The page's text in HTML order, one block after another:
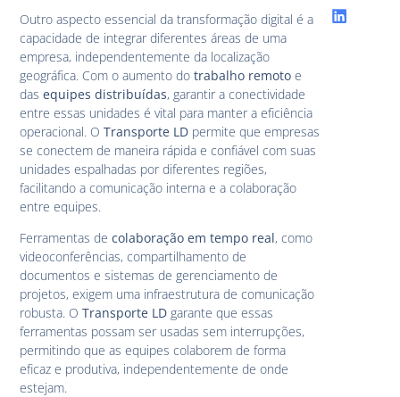
Outro aspecto essencial da transformação digital é a
capacidade de integrar diferentes áreas de uma
empresa, independentemente da localização
geográfica. Com o aumento dotrabalho remoto e
dasequipes distribuídas, garantir a conectividade
entre essas unidades é vital para manter a eficiência
operacional. OTransporte LD permite que empresas
se conectem de maneira rápida e confiável com suas
unidades espalhadas por diferentes regiões,
facilitando a comunicação interna e a colaboração
entre equipes.
Ferramentas decolaboração em tempo real, como
videoconferências, compartilhamento de
documentos e sistemas de gerenciamento de
projetos, exigem uma infraestrutura de comunicação
robusta. OTransporte LD garante que essas
ferramentas possam ser usadas sem interrupções,
permitindo que as equipes colaborem de forma
eficaz e produtiva, independentemente de onde
estejam.